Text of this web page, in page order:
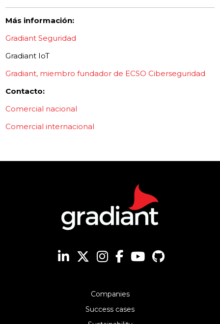
Más información:
Gradiant Seguridad
Gradiant IoT
Gradiant, miembro fundador de ECSO Ciberseguridad
Contacto:
Comercial nacional
Comercial internacional
Companies
Success cases